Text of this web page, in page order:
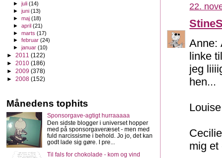
22.
Anne:
linke
jeg
hen...
mig et
►juli(14)
►juni(13)
►maj(18)
►april(21)
►marts(17)
►februar(24)
►januar(10)
► 2011 (122)
► 2010 (186)
► 2009 (378)
► 2008 (152)
Månedens tophits
Sponsorgave-agtigt hurraaaaa
Den sidste blogger i universet hopper
med på sponsorgaveræset - men med
fuld narcissisme i behold. Jo jo, det kan
godt lade sig gøre. I pre...
Til fals for chokolade - kom og vind